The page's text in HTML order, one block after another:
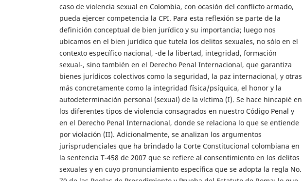
caso de violencia sexual en Colombia, con ocasión del conflicto armado,
pueda ejercer competencia la CPI. Para esta reflexión se parte de la
definición conceptual de bien jurídico y su importancia; luego nos
ubicamos en el bien jurídico que tutela los delitos sexuales, no sólo en el
contexto específico nacional, -de la libertad, integridad, formación
sexual-, sino también en el Derecho Penal Internacional, que garantiza
bienes jurídicos colectivos como la seguridad, la paz internacional, y otras
más concretamente como la integridad física/psíquica, el honor y la
autodeterminación personal (sexual) de la víctima (I). Se hace hincapié en
los diferentes tipos de violencia consagrados en nuestro Código Penal y
en el Derecho Penal Internacional, donde se relaciona lo que se entiende
por violación (II). Adicionalmente, se analizan los argumentos
jurisprudenciales que ha brindado la Corte Constitucional colombiana en
la sentencia T-458 de 2007 que se refiere al consentimiento en los delitos
sexuales y en cuyo pronunciamiento específica que se adopta la regla No.